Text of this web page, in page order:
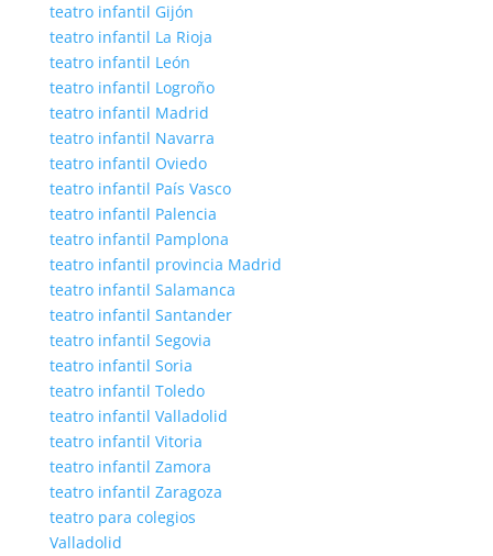
teatro infantil Gijón
teatro infantil La Rioja
teatro infantil León
teatro infantil Logroño
teatro infantil Madrid
teatro infantil Navarra
teatro infantil Oviedo
teatro infantil País Vasco
teatro infantil Palencia
teatro infantil Pamplona
teatro infantil provincia Madrid
teatro infantil Salamanca
teatro infantil Santander
teatro infantil Segovia
teatro infantil Soria
teatro infantil Toledo
teatro infantil Valladolid
teatro infantil Vitoria
teatro infantil Zamora
teatro infantil Zaragoza
teatro para colegios
Valladolid